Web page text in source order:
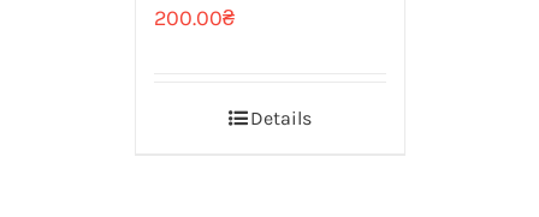
200.00₴
Details